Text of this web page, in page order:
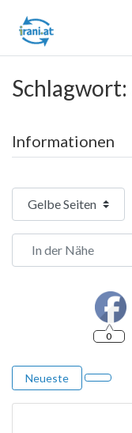
Informationen
Suchtyp auswählen
In der Nähe
0
Neueste